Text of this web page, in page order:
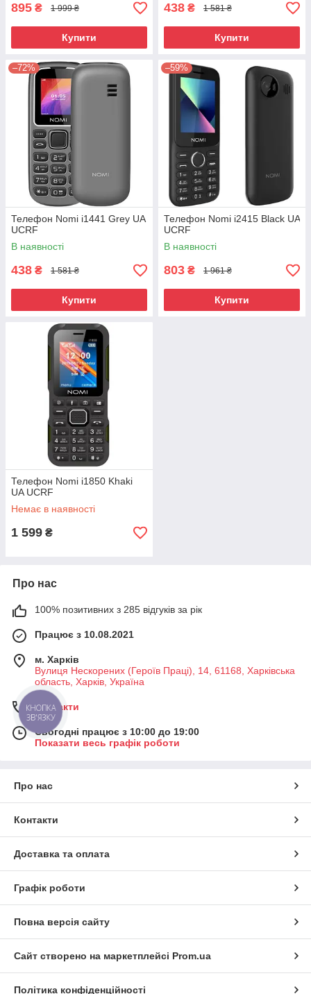
895 ₴ 1 999 ₴
Купити
438 ₴ 1 581 ₴
Купити
–72%
Телефон Nomi i1441 Grey UA
UCRF
В наявності
438 ₴ 1 581 ₴
Купити
–59%
Телефон Nomi i2415 Black UA
UCRF
В наявності
803 ₴ 1 961 ₴
Купити
Телефон Nomi i1850 Khaki
UA UCRF
Немає в наявності
1 599 ₴
Про нас
100% позитивних з 285 відгуків за рік
Працює з 10.08.2021
м. Харків
Вулиця Нескорених (Героїв Праці), 14, 61168, Харківська
область, Харків, Україна
Контакти
Сьогодні працює з 10:00 до 19:00
Показати весь графік роботи
Про нас
Контакти
Доставка та оплата
Графік роботи
Повна версія сайту
Сайт створено на маркетплейсі Prom.ua
Політика конфіденційності
КНОПКА
ЗВ'ЯЗКУ